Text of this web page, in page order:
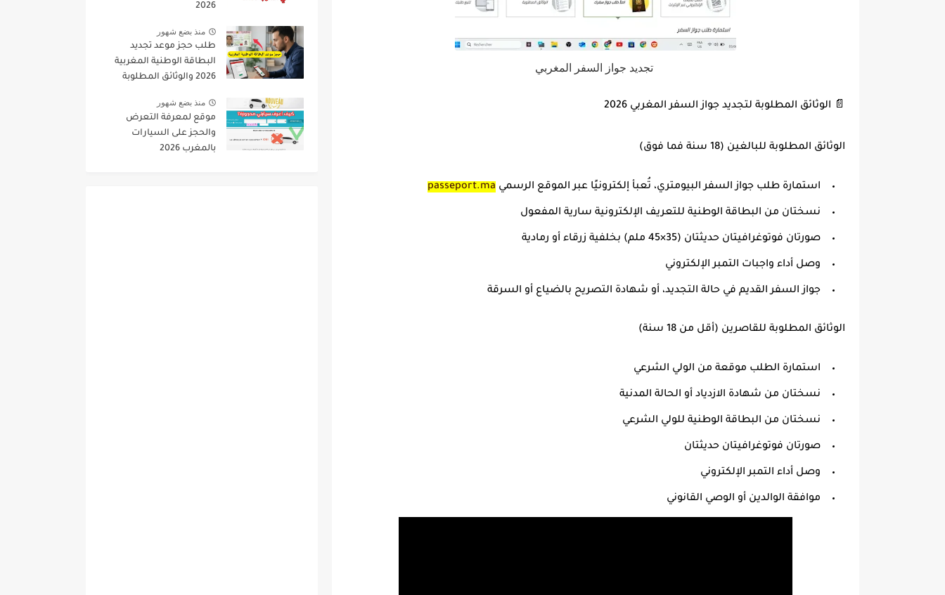
تجديد جواز السفر المغربي
📄 الوثائق المطلوبة لتجديد جواز السفر المغربي 2026
الوثائق المطلوبة للبالغين (18 سنة فما فوق)
استمارة طلب جواز السفر البيومتري، تُعبأ إلكترونيًا عبر الموقع الرسمي passeport.ma
نسختان من البطاقة الوطنية للتعريف الإلكترونية سارية المفعول
صورتان فوتوغرافيتان حديثتان (35×45 ملم) بخلفية زرقاء أو رمادية
وصل أداء واجبات التمبر الإلكتروني
جواز السفر القديم في حالة التجديد، أو شهادة التصريح بالضياع أو السرقة
الوثائق المطلوبة للقاصرين (أقل من 18 سنة)
استمارة الطلب موقعة من الولي الشرعي
نسختان من شهادة الازدياد أو الحالة المدنية
نسختان من البطاقة الوطنية للولي الشرعي
صورتان فوتوغرافيتان حديثتان
وصل أداء التمبر الإلكتروني
موافقة الوالدين أو الوصي القانوني
2026
منذ بضع شهور
طلب حجز موعد تجديد
البطاقة الوطنية المغربية
2026 والوثائق المطلوبة
منذ بضع شهور
موقع لمعرفة التعرض
والحجز على السيارات
بالمغرب 2026